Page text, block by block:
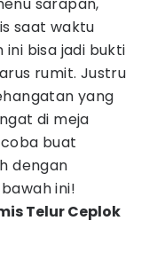
saat waktu
ini bisa jadi bukti
rumit. Justru
yang
di meja
buat
dengan
ini!
Telur Ceplok